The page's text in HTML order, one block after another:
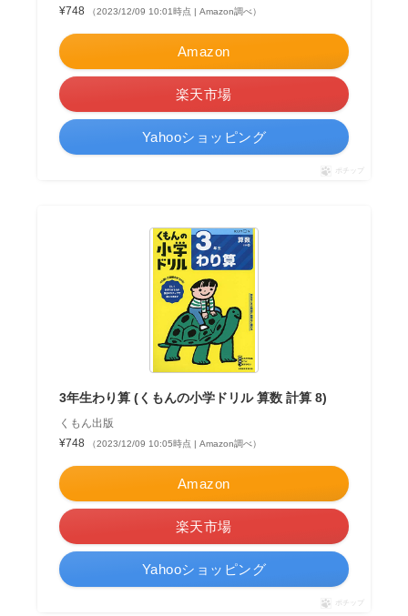
¥748
（2023/12/09 10:01時点 | Amazon調べ）
Amazon
楽天市場
Yahooショッピング
ポチップ
3年生わり算 (くもんの小学ドリル 算数 計算 8)
くもん出版
¥748
（2023/12/09 10:05時点 | Amazon調べ）
Amazon
楽天市場
Yahooショッピング
ポチップ